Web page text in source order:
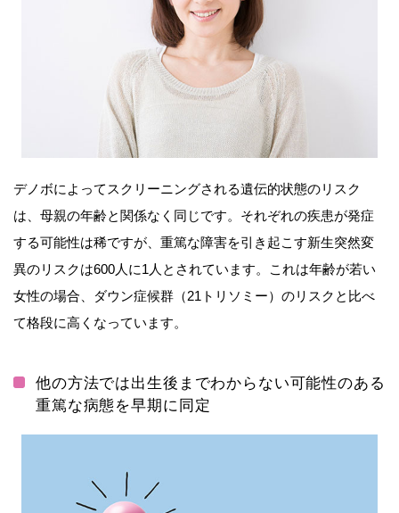
デノボによってスクリーニングされる遺伝的状態のリスク
は、母親の年齢と関係なく同じです。それぞれの疾患が発症
する可能性は稀ですが、重篤な障害を引き起こす新生突然変
異のリスクは600人に1人とされています。これは年齢が若い
女性の場合、ダウン症候群（21トリソミー）のリスクと比べ
て格段に高くなっています。
他の方法では出生後までわからない可能性のある
重篤な病態を早期に同定